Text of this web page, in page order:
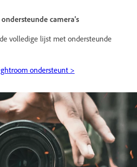
camera's
volledige lijst met ondersteunde
ondersteunt >